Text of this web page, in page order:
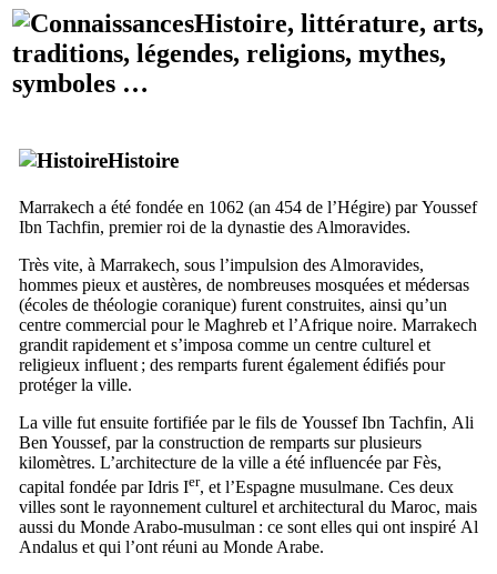
Histoire, littérature, arts,
traditions, légendes, religions, mythes,
symboles …
Histoire
Marrakech a été fondée en 1062 (an 454 de l’Hégire) parYoussef
Ibn Tachfin, premier roi de la dynastie des Almoravides.
Très vite, à Marrakech, sous l’impulsion des Almoravides,
hommes pieux et austères, de nombreuses mosquées et médersas
(écoles de théologie coranique) furent construites, ainsi qu’un
centre commercial pour le Maghreb et l’Afrique noire. Marrakech
grandit rapidement et s’imposa comme un centre culturel et
religieux influent ; des remparts furent également édifiés pour
protéger la ville.
La ville fut ensuite fortifiée par le fils de Youssef Ibn Tachfin, Ali
Ben Youssef, par la construction de remparts sur plusieurs
kilomètres. L’architecture de la ville a été influencée par Fès,
capital fondée par Idris Ier, et l’Espagne musulmane. Ces deux
villes sont le rayonnement culturel et architectural du Maroc, mais
aussi du Monde Arabo-musulman : ce sont elles qui ont inspiré Al
Andalus et qui l’ont réuni au Monde Arabe.